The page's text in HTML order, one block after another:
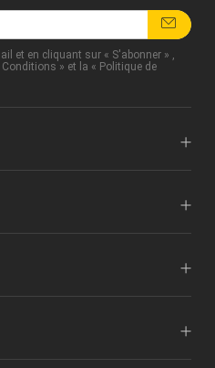
et en cliquant sur « S'abonner » ,
Conditions » et la « Politique de